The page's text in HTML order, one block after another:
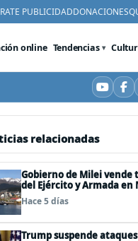
PUBLICIDADDONACIONES
online Tendencias
relacionadas
Gobierno de Milei vende
del Ejército y Armada en
y Ushuaia
Hace 5 días
Trump suspende